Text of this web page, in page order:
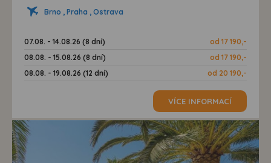
Brno , Praha , Ostrava
07.08. - 14.08.26 (8 dní)
od 17 190,-
08.08. - 15.08.26 (8 dní)
od 17 190,-
08.08. - 19.08.26 (12 dní)
od 20 190,-
VÍCE INFORMACÍ